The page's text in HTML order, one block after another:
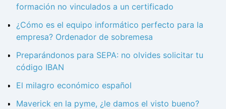
formación no vinculados a un certificado
¿Cómo es el equipo informático perfecto para la
empresa? Ordenador de sobremesa
Preparándonos para SEPA: no olvides solicitar tu
código IBAN
El milagro económico español
Maverick en la pyme, ¿le damos el visto bueno?